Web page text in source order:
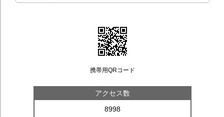
携帯用QRコード
アクセス数
8998